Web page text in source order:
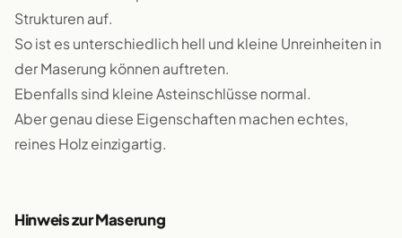
Strukturen auf.
So ist es unterschiedlich hell und kleine Unreinheiten in
der Maserung können auftreten.
Ebenfalls sind kleine Asteinschlüsse normal.
Aber genau diese Eigenschaften machen echtes,
reines Holz einzigartig.
Hinweis zur Maserung